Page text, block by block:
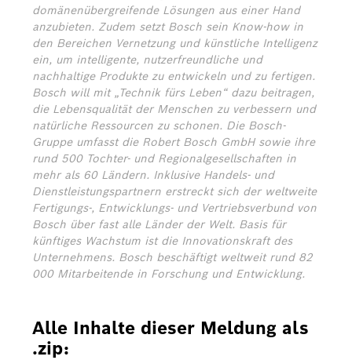
domänenübergreifende Lösungen aus einer Hand
anzubieten. Zudem setzt Bosch sein Know-how in
den Bereichen Vernetzung und künstliche Intelligenz
ein, um intelligente, nutzerfreundliche und
nachhaltige Produkte zu entwickeln und zu fertigen.
Bosch will mit „Technik fürs Leben“ dazu beitragen,
die Lebensqualität der Menschen zu verbessern und
natürliche Ressourcen zu schonen. Die Bosch-
Gruppe umfasst die Robert Bosch GmbH sowie ihre
rund 500 Tochter- und Regionalgesellschaften in
mehr als 60 Ländern. Inklusive Handels- und
Dienstleistungspartnern erstreckt sich der weltweite
Fertigungs-, Entwicklungs- und Vertriebsverbund von
Bosch über fast alle Länder der Welt. Basis für
künftiges Wachstum ist die Innovationskraft des
Unternehmens. Bosch beschäftigt weltweit rund 82
000 Mitarbeitende in Forschung und Entwicklung.
Alle Inhalte dieser Meldung als
.zip: